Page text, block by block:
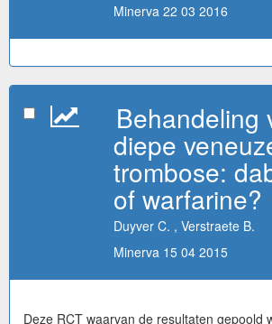
Minerva 22 03 2016
Behandeling
diepe
trombose:
of warfarine?
Duyver C. , Verstraete B.
Minerva 15 04 2015
Deze RCT waarvan de resultaten gepoold